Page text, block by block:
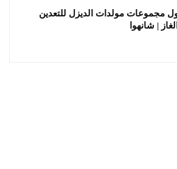
مجموعات مولدات الديزل للتعدين
| شانهوا